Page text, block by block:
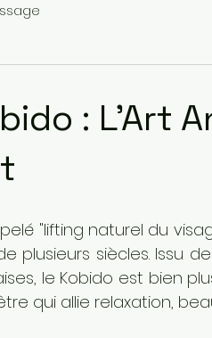
: L'Art
"lifting naturel du
plusieurs siècles. Issu
le Kobido est bien
qui allie relaxation,